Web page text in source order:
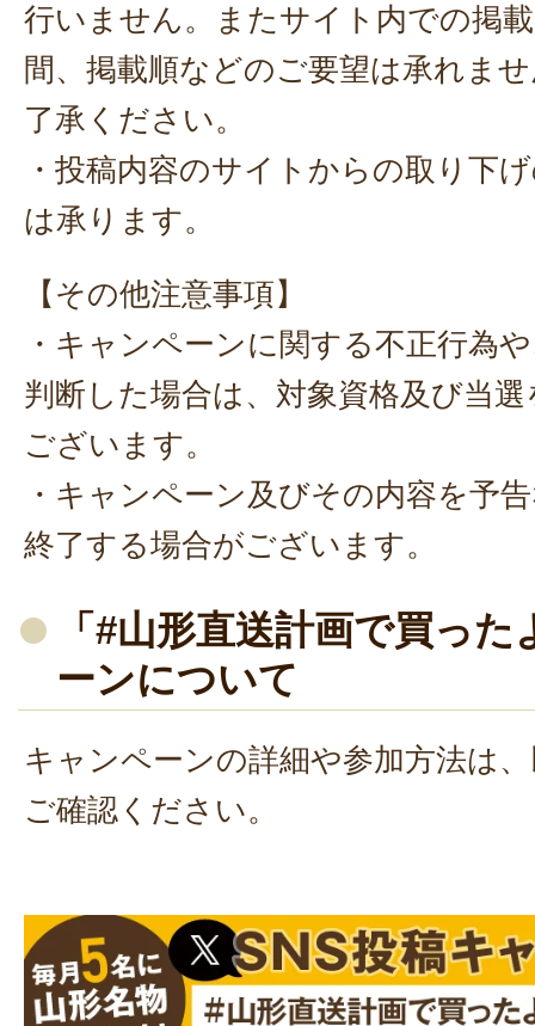
行いません。またサイト内での掲
間、掲載順などのご要望は承れま
了承ください。
・投稿内容のサイトからの取り下
は承ります。
【その他注意事項】
・キャンペーンに関する不正行為
判断した場合は、対象資格及び当
ございます。
・キャンペーン及びその内容を予
終了する場合がございます。
「#山形直送計画で買っ
ーンについて
キャンペーンの詳細や参加方法は
ご確認ください。